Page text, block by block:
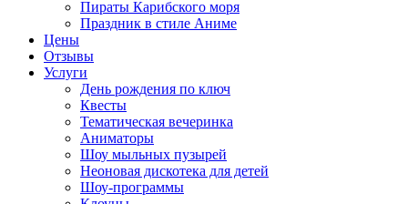
Пираты Карибского моря
Праздник в стиле Аниме
Цены
Отзывы
Услуги
День рождения по ключ
Квесты
Тематическая вечеринка
Аниматоры
Шоу мыльных пузырей
Неоновая дискотека для детей
Шоу-программы